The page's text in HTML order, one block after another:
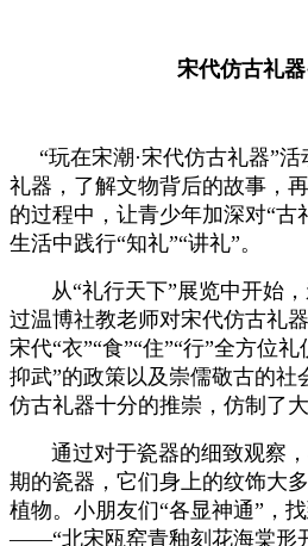
宋代仿古礼器
“玩在宋潮·宋代仿古礼器”活
礼器，了解文物背后的故事，
的过程中，让青少年加深对“古
生活中践行“知礼”“讲礼”。
从“礼行天下”展览中开始，
过温博社教老师对宋代仿古礼
宋代“衣”“食”“住”“行”全方位
抑武”的政策以及崇儒敬古的社
仿古礼器十分的推崇，仿制了
通过对于瓷器的细致观察，
期的瓷器，它们身上的纹饰大
植物。小朋友们“各显神通”，
——“北宋瓯窑青釉刻花海棠形